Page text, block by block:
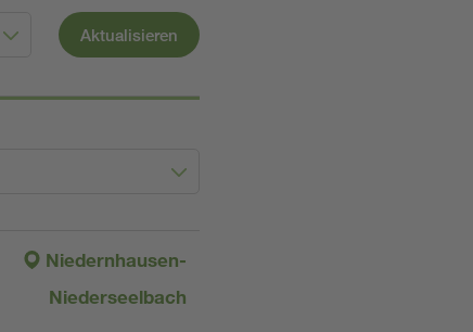
Aktualisieren
Niedernhausen-
Niederseelbach